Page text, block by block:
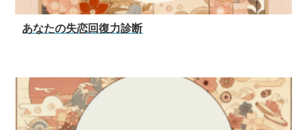
あなたの失恋回復力診断